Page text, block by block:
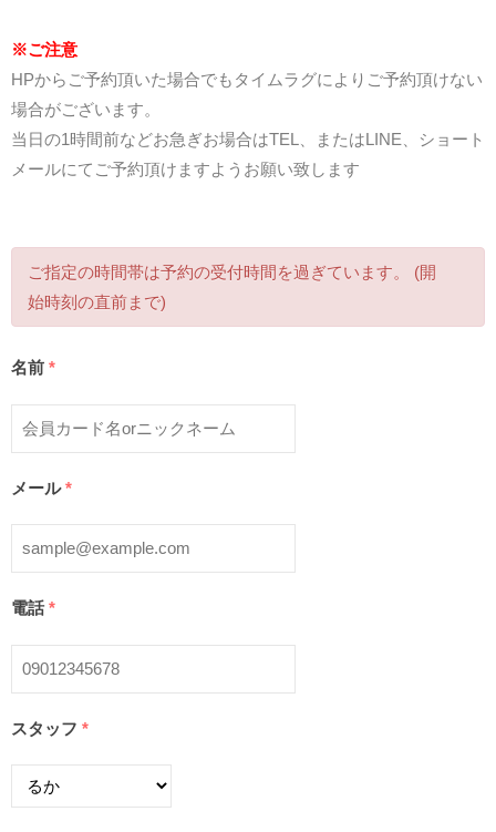
※ご注意
HPからご予約頂いた場合でもタイムラグによりご予約頂けない
場合がございます。
当日の1時間前などお急ぎお場合はTEL、またはLINE、ショート
メールにてご予約頂けますようお願い致します
ご指定の時間帯は予約の受付時間を過ぎています。 (開
始時刻の直前まで)
名前 *
メール *
電話 *
スタッフ *